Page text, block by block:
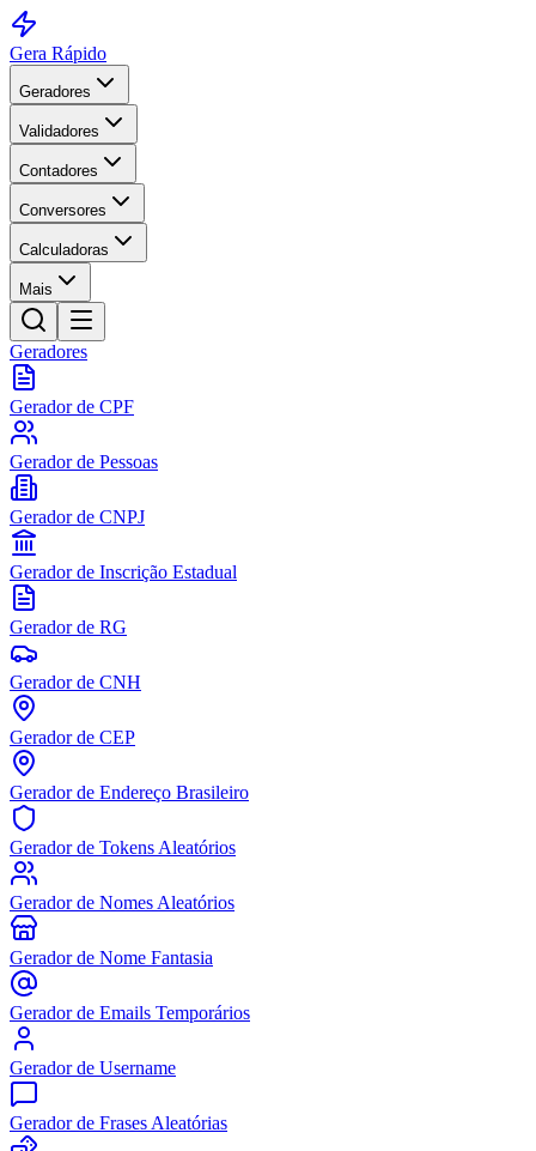
Gera Rápido
Geradores
Validadores
Contadores
Conversores
Calculadoras
Mais
Geradores
Gerador de CPF
Gerador de Pessoas
Gerador de CNPJ
Gerador de Inscrição Estadual
Gerador de RG
Gerador de CNH
Gerador de CEP
Gerador de Endereço Brasileiro
Gerador de Tokens Aleatórios
Gerador de Nomes Aleatórios
Gerador de Nome Fantasia
Gerador de Emails Temporários
Gerador de Username
Gerador de Frases Aleatórias